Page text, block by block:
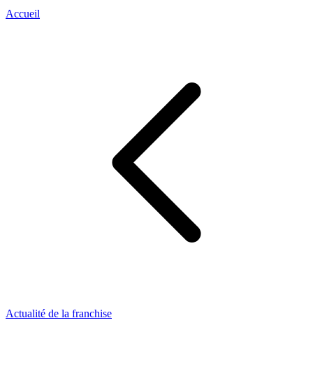
Accueil
Actualité de la franchise